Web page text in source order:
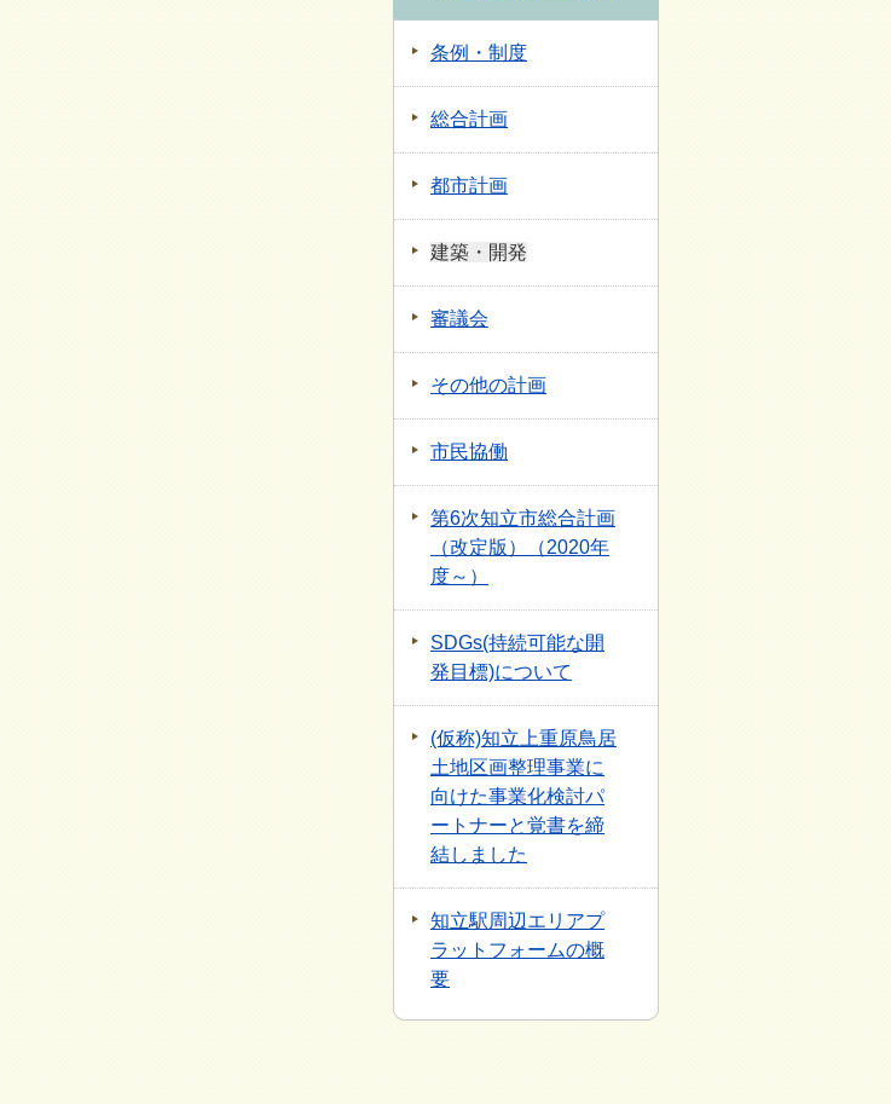
条例・制度
総合計画
都市計画
建築・開発
審議会
その他の計画
市民協働
第6次知立市総合計画
（改定版）（2020年
度～）
SDGs(持続可能な開
発目標)について
(仮称)知立上重原鳥居
土地区画整理事業に
向けた事業化検討パ
ートナーと覚書を締
結しました
知立駅周辺エリアプ
ラットフォームの概
要